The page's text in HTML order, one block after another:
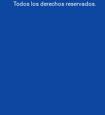
Todos los derechos reservados.